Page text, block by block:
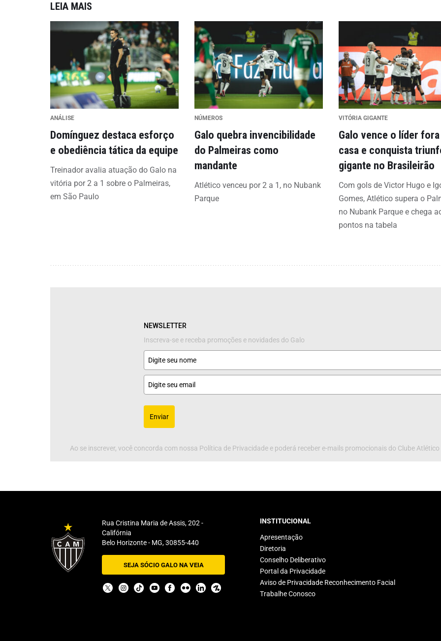
LEIA MAIS
ANÁLISE
Domínguez destaca esforço
e obediência tática da equipe
Treinador avalia atuação do Galo na
vitória por 2 a 1 sobre o Palmeiras,
em São Paulo
NÚMEROS
Galo quebra invencibilidade
do Palmeiras como
mandante
Atlético venceu por 2 a 1, no Nubank
Parque
VITÓRIA GIGANTE
Galo vence o líder
casa e conquista
gigante no Brasileirão
Com gols de Victor Hugo e
Gomes, Atlético supera o
no Nubank Parque e chega
pontos na tabela
NEWSLETTER
Inscreva-se e receba promoções e novidades do Galo
Enviar
Ao se inscrever, você concorda com nossa Política de Privacidade e poderá receber e-mails promocionais do Clube
Rua Cristina Maria de Assis, 202 -
Califórnia
Belo Horizonte - MG, 30855-440
SEJA SÓCIO GALO NA VEIA
INSTITUCIONAL
Apresentação
Diretoria
Conselho Deliberativo
Portal da Privacidade
Aviso de Privacidade Reconhecimento Facial
Trabalhe Conosco